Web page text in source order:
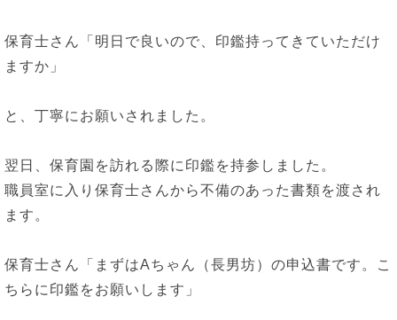
保育士さん「明日で良いので、印鑑持ってきていただけ
ますか」
と、丁寧にお願いされました。
翌日、保育園を訪れる際に印鑑を持参しました。
職員室に入り保育士さんから不備のあった書類を渡され
ます。
保育士さん「まずはAちゃん（長男坊）の申込書です。こ
ちらに印鑑をお願いします」